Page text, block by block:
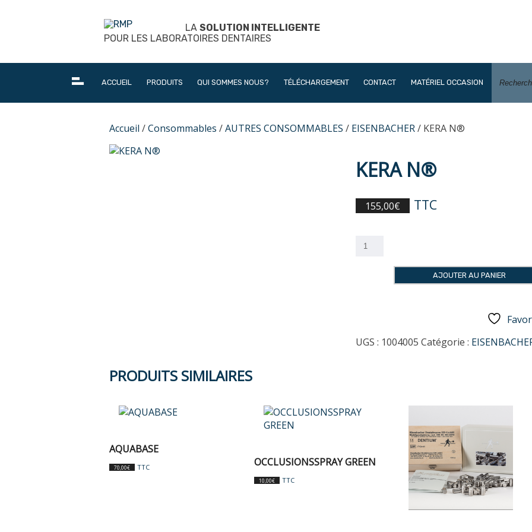
LASOLUTION INTELLIGENTE
POUR LES LABORATOIRES DENTAIRES
ACCUEIL PRODUITS QUI SOMMES NOUS? TÉLÉCHARGEMENT CONTACT MATÉRIEL OCCASION
Accueil /Consommables /AUTRES CONSOMMABLES / EISENBACHER/ KERA N®
KERA N®
155,00€ TTC
quantité
AJOUTER AU PANIER
UGS : 1004005 Catégorie :
PRODUITS SIMILAIRES
AQUABASE
70,00€ TTC OCCLUSIONSSPRAY GREEN
10,00€ TTC